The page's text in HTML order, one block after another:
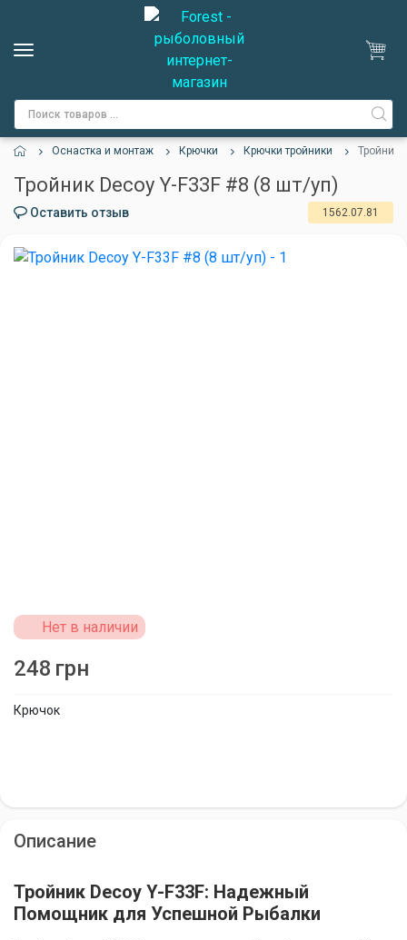
Оснастка и монтаж Крючки Крючки тройники Тройник
Тройник Decoy Y-F33F #8 (8 шт/уп)
Оставить отзыв 1562.07.81
Крючок
Нет в наличии
248 грн
Описание
Тройник Decoy Y-F33F: Надежный
Помощник для Успешной Рыбалки